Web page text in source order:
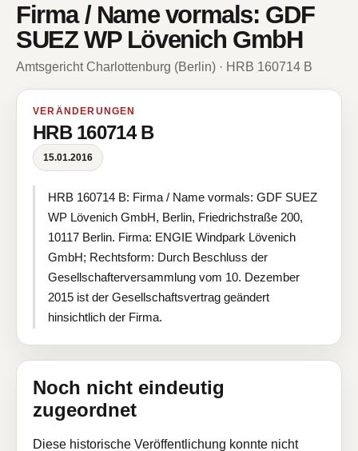
Firma / Name vormals: GDF
SUEZ WP Lövenich GmbH
Amtsgericht Charlottenburg (Berlin) · HRB 160714 B
VERÄNDERUNGEN
HRB 160714 B
15.01.2016
HRB 160714 B: Firma / Name vormals: GDF SUEZ
WP Lövenich GmbH, Berlin, Friedrichstraße 200,
10117 Berlin. Firma: ENGIE Windpark Lövenich
GmbH; Rechtsform: Durch Beschluss der
Gesellschafterversammlung vom 10. Dezember
2015 ist der Gesellschaftsvertrag geändert
hinsichtlich der Firma.
Noch nicht eindeutig
zugeordnet
Diese historische Veröffentlichung konnte nicht